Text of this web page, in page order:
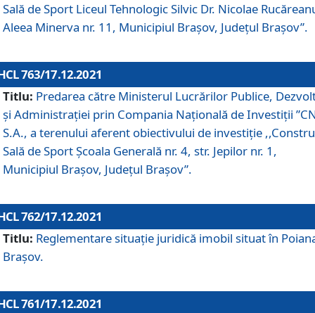
Sală de Sport Liceul Tehnologic Silvic Dr. Nicolae
Aleea Minerva nr. 11, Municipiul Brașov, Județul Brașov”.
763/17.12.2021
Titlu: Predarea către Ministerul Lucrărilor Publice,
și Administrației prin Compania Naţională de Investiţii
S.A., a terenului aferent obiectivului de investiție
Sală de Sport Școala Generală nr. 4, str. Jepilor nr. 1,
Municipiul Brașov, Județul Brașov”.
762/17.12.2021
Titlu: Reglementare situație juridică imobil situat în
Brașov.
761/17.12.2021